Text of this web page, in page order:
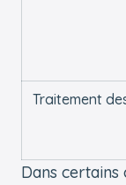
Traitement
Dans